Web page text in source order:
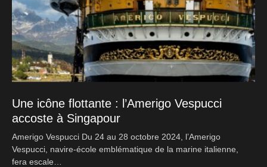
Une icône flottante : l’Amerigo Vespucci
accoste à Singapour
Amerigo Vespucci Du 24 au 28 octobre 2024, l’Amerigo
Vespucci, navire-école emblématique de la marine italienne,
fera escale…